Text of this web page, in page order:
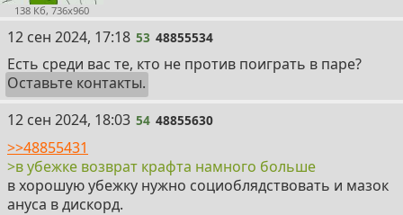
138 Кб, 736x960
53
12 сен 2024, 17:18 53 48855534
Есть среди вас те, кто не против поиграть в паре?
Оставьте контакты.
54
12 сен 2024, 18:03 54 48855630
>>48855431
>в убежке возврат крафта намного больше
в хорошую убежку нужно социоблядствовать и мазок
ануса в дискорд.